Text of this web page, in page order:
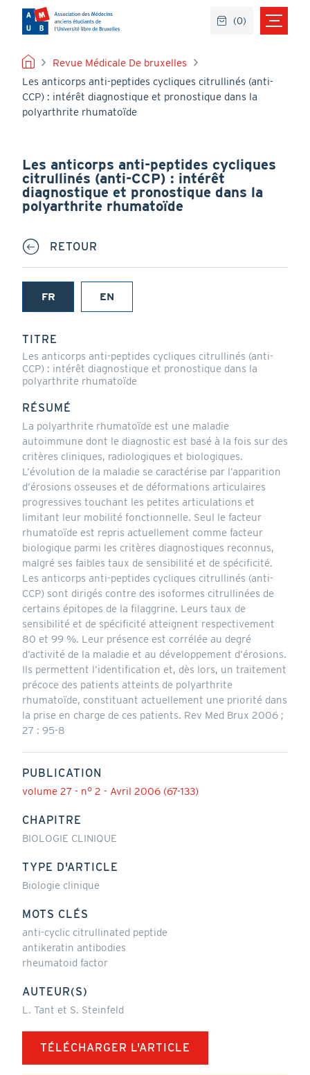
contenu
principal
FIL
D'ARIANE
Revue Médicale De bruxelles
Les anticorps anti-peptides cycliques citrullinés (anti-
CCP) : intérêt diagnostique et pronostique dans la
polyarthrite rhumatoïde
Les anticorps anti-peptides cycliques
citrullinés (anti-CCP) : intérêt
diagnostique et pronostique dans la
polyarthrite rhumatoïde
RETOUR
FR
(onglet
EN
TITRE
Les anticorps anti-peptides cycliques citrullinés (anti-
CCP) : intérêt diagnostique et pronostique dans la
polyarthrite rhumatoïde
RÉSUMÉ
La polyarthrite rhumatoïde est une maladie
autoimmune dont le diagnostic est basé à la fois sur des
critères cliniques, radiologiques et biologiques.
L’évolution de la maladie se caractérise par l’apparition
d’érosions osseuses et de déformations articulaires
progressives touchant les petites articulations et
limitant leur mobilité fonctionnelle. Seul le facteur
rhumatoïde est repris actuellement comme facteur
biologique parmi les critères diagnostiques reconnus,
malgré ses faibles taux de sensibilité et de spécificité.
Les anticorps anti-peptides cycliques citrullinés (anti-
CCP) sont dirigés contre des isoformes citrullinées de
certains épitopes de la filaggrine. Leurs taux de
sensibilité et de spécificité atteignent respectivement
80 et 99 %. Leur présence est corrélée au degré
d’activité de la maladie et au développement d’érosions.
Ils permettent l’identification et, dès lors, un traitement
précoce des patients atteints de polyarthrite
rhumatoïde, constituant actuellement une priorité dans
la prise en charge de ces patients. Rev Med Brux 2006 ;
27 : 95-8
PUBLICATION
volume 27 - n° 2 - Avril 2006 (67-133)
CHAPITRE
BIOLOGIE CLINIQUE
TYPE D'ARTICLE
Biologie clinique
MOTS CLÉS
anti-cyclic citrullinated peptide
antikeratin antibodies
rheumatoid factor
AUTEUR(S)
L. Tant et S. Steinfeld
TÉLÉCHARGER L'ARTICLE
(0)